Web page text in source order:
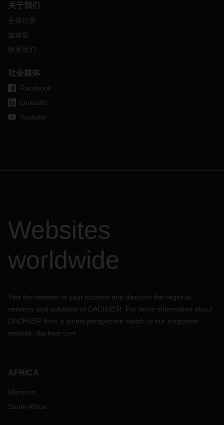
关于我们
全球位置
媒体室
联系我们
社会媒体
Facebook
LinkedIn
Youtube
Websites
worldwide
Visit the website of your location and discover the regional
services and solutions of DACHSER. For more information about
DACHSER from a global perspective switch to our corporate
website: dachser.com
AFRICA
Morocco
South Africa